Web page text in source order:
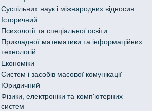
Cуспільних наук і міжнародних відносин
Історичний
Психології та спеціальної освіти
Прикладної математики та інформаційних
технологій
Економіки
Систем і засобів масової комунікації
Юридичний
Фізики, електроніки та комп'ютерних
систем